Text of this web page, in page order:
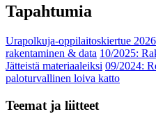
Tapahtumia
Urapolkuja-oppilaitoskiertue
rakentaminen & data 10/2025:
Jätteistä materiaaleiksi 09/2024:
paloturvallinen loiva katto
Teemat ja liitteet